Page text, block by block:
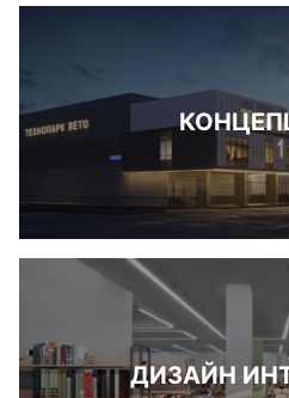
ДИЗАЙН